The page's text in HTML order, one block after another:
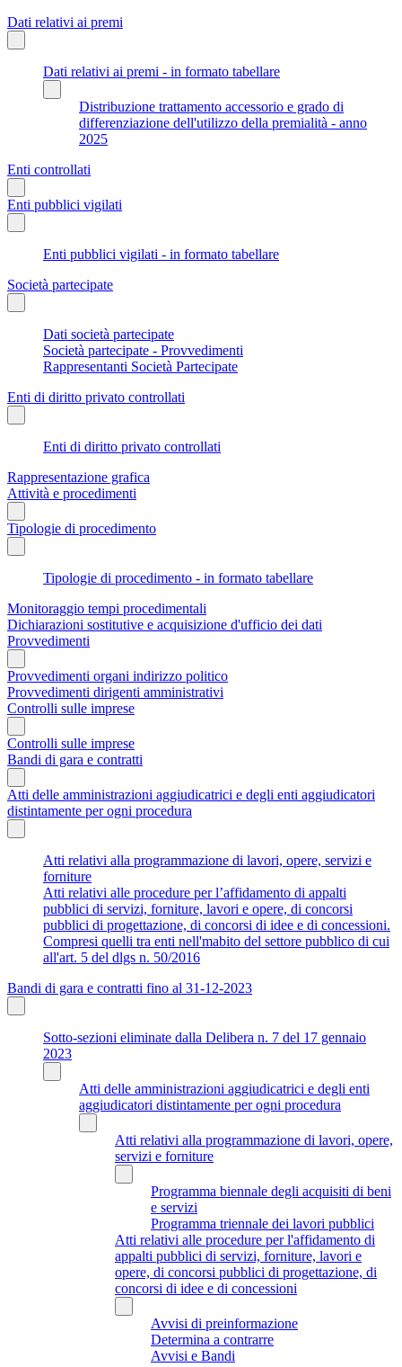
Dati relativi ai premi
Dati relativi ai premi - in formato tabellare
Distribuzione trattamento accessorio e grado di
differenziazione dell'utilizzo della premialità - anno
2025
Enti controllati
Enti pubblici vigilati
Enti pubblici vigilati - in formato tabellare
Società partecipate
Dati società partecipate
Società partecipate - Provvedimenti
Rappresentanti Società Partecipate
Enti di diritto privato controllati
Enti di diritto privato controllati
Rappresentazione grafica
Attività e procedimenti
Tipologie di procedimento
Tipologie di procedimento - in formato tabellare
Monitoraggio tempi procedimentali
Dichiarazioni sostitutive e acquisizione d'ufficio dei dati
Provvedimenti
Provvedimenti organi indirizzo politico
Provvedimenti dirigenti amministrativi
Controlli sulle imprese
Controlli sulle imprese
Bandi di gara e contratti
Atti delle amministrazioni aggiudicatrici e degli enti aggiudicatori
distintamente per ogni procedura
Atti relativi alla programmazione di lavori, opere, servizi e
forniture
Atti relativi alle procedure per l’affidamento di appalti
pubblici di servizi, forniture, lavori e opere, di concorsi
pubblici di progettazione, di concorsi di idee e di concessioni.
Compresi quelli tra enti nell'mabito del settore pubblico di cui
all'art. 5 del dlgs n. 50/2016
Bandi di gara e contratti fino al 31-12-2023
Sotto-sezioni eliminate dalla Delibera n. 7 del 17 gennaio
2023
Atti delle amministrazioni aggiudicatrici e degli enti
aggiudicatori distintamente per ogni procedura
Atti relativi alla programmazione di lavori, opere,
servizi e forniture
Programma biennale degli acquisiti di beni
e servizi
Programma triennale dei lavori pubblici
Atti relativi alle procedure per l'affidamento di
appalti pubblici di servizi, forniture, lavori e
opere, di concorsi pubblici di progettazione, di
concorsi di idee e di concessioni
Avvisi di preinformazione
Determina a contrarre
Avvisi e Bandi